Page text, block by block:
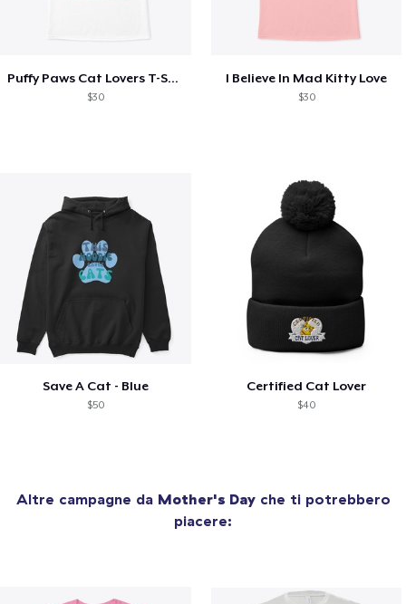
Puffy Paws Cat Lovers T-Shirt
$30
I Believe In Mad Kitty Love
$30
Save A Cat - Blue
$50
Certified Cat Lover
$40
Altre campagne da Mother's Dayche ti potrebbero
piacere: